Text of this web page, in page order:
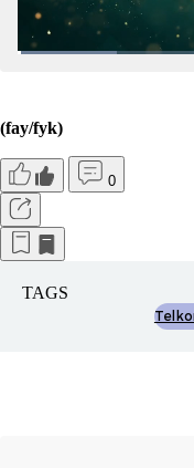
(fay/fyk)
0
TAGS